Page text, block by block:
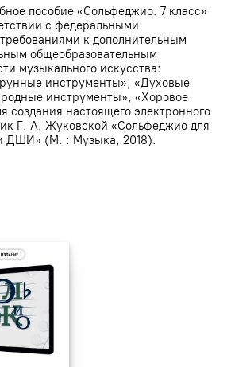
пособие «Сольфеджио. 7 класс»
с федеральными
к дополнительным
общеобразовательным
музыкального искусства:
инструменты», «Духовые
инструменты», «Хоровое
создания настоящего электронного
Г. А. Жуковской «Сольфеджио для
ДШИ» (М. : Музыка, 2018).